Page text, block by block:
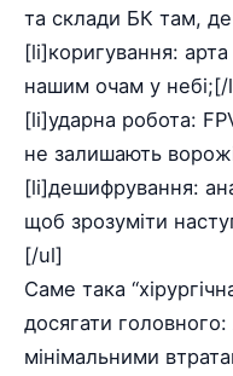
та склади БК там, де
[li]коригування:
нашим очам у небі;[/
[li]ударна робота:
не залишають
[li]дешифрування:
щоб зрозуміти
[/ul]
Саме така
досягати
мінімальними